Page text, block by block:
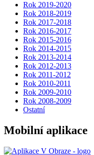
Rok 2019-2020
Rok 2018-2019
Rok 2017-2018
Rok 2016-2017
Rok 2015-2016
Rok 2014-2015
Rok 2013-2014
Rok 2012-2013
Rok 2011-2012
Rok 2010-2011
Rok 2009-2010
Rok 2008-2009
Ostatní
Mobilní aplikace